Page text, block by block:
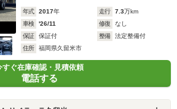
年式 2017年 走行 7.3万km
車検
'26/11 修復
なし
保証
保証付 整備
法定整備付
住所
福岡県久留米市
すぐ在庫確認・見積依頼
電話する